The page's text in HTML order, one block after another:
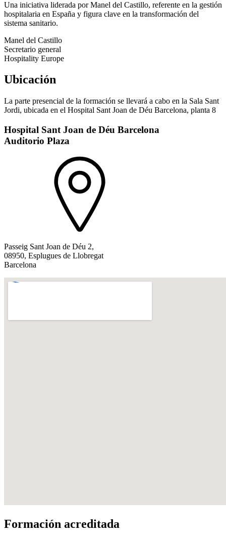
Una iniciativa liderada por Manel del Castillo, referente en la gestión
hospitalaria en España y figura clave en la transformación del
sistema sanitario.
Manel del Castillo
Secretario general
Hospitality Europe
Ubicación
La parte presencial de la formación se llevará a cabo en la Sala Sant
Jordi, ubicada en el Hospital Sant Joan de Déu Barcelona, planta 8
Hospital Sant Joan de Déu Barcelona
Auditorio Plaza
Passeig Sant Joan de Déu 2,
08950, Esplugues de Llobregat
Barcelona
Formación acreditada